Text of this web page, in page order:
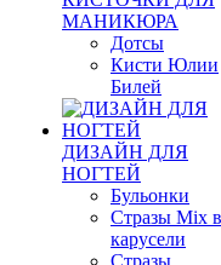
МАНИКЮРА
Дотсы
Кисти Юлии
Билей
ДИЗАЙН ДЛЯ
НОГТЕЙ
Бульонки
Стразы Mix в
карусели
Стразы